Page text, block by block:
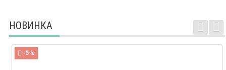
НОВИНКА
-5 %